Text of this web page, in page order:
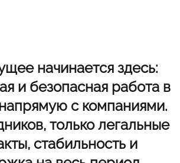
начинается здесь:
и безопасная работа в
с компаниями.
только легальные
стабильность и